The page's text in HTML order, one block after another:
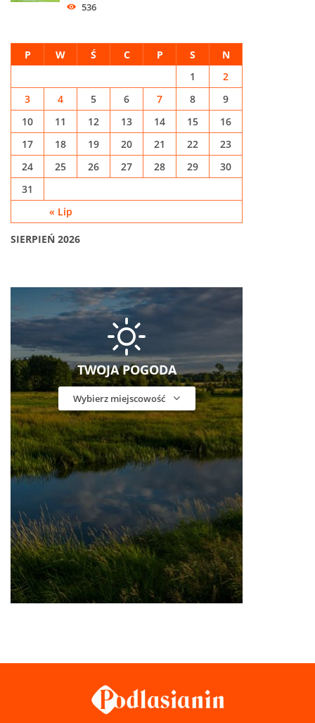
536
SIERPIEŃ 2026
P W Ś C P S N
« Lip
1
2
3
4 5 6 7 8
9
10
11 12 13 14 15
16
17
18 19 20 21 22
23
24
25 26 27 28 29
30
31
TWOJA POGODA
Wybierz miejscowość